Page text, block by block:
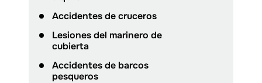
Accidentes de cruceros
Lesiones del marinero de
cubierta
Accidentes de barcos
pesqueros